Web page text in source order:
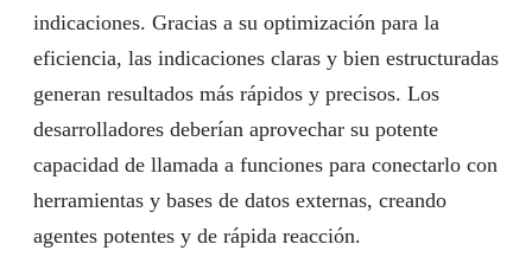
indicaciones. Gracias a su optimización para la
eficiencia, las indicaciones claras y bien estructuradas
generan resultados más rápidos y precisos. Los
desarrolladores deberían aprovechar su potente
capacidad de llamada a funciones para conectarlo con
herramientas y bases de datos externas, creando
agentes potentes y de rápida reacción.